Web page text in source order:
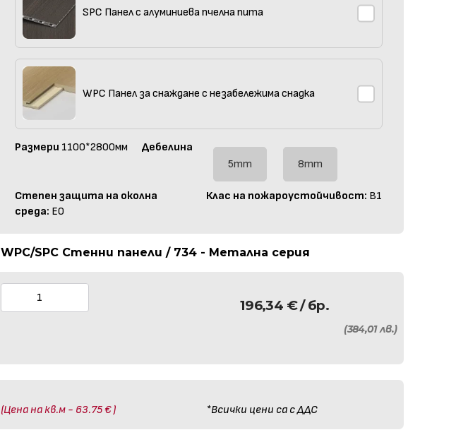
SPC Панел с алуминиева пчелна пита
WPC Панел за снаждане с незабележима снадка
Размери 1100*2800мм
Дебелина
5mm
8mm
Степен защита на околна
среда: E0
Клас на пожароустойчивост: B1
WPC/SPC Стенни панели / 734 - Метална серия
196,34 €/ бр.
(384,01 лв.)
(Цена на кв.м - 63.75 € ) *Всички цени са с ДДС